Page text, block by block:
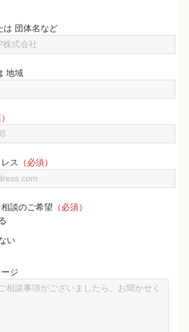
は 団体名など
地域⁩
ス （必須）
談のご希望 （必須）
い
ジ